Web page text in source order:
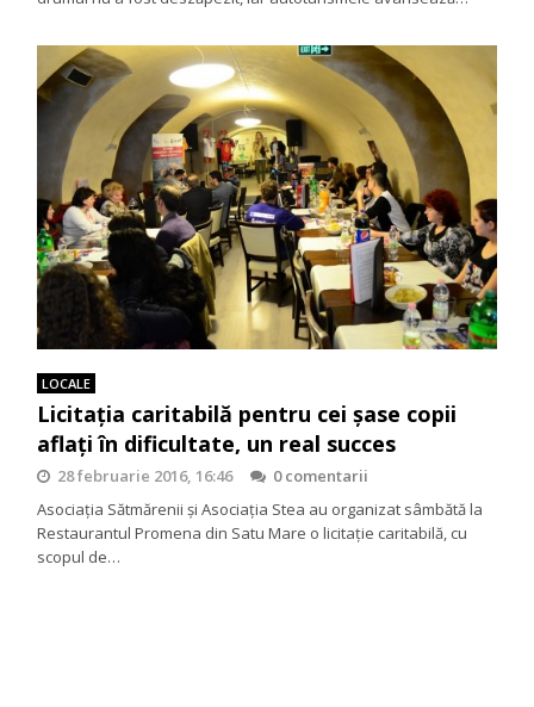
LOCALE
Licitaţia caritabilă pentru cei şase copii
aflaţi în dificultate, un real succes
28 februarie 2016, 16:46
0 comentarii
Asociaţia Sătmărenii şi Asociaţia Stea au organizat sâmbătă la
Restaurantul Promena din Satu Mare o licitaţie caritabilă, cu
scopul de…